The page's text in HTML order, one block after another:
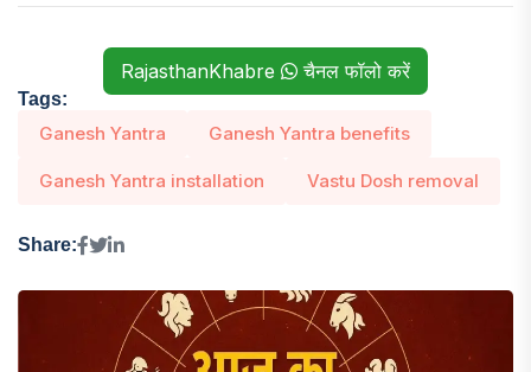
RajasthanKhabre चैनल फॉलो करें
Tags:
Ganesh Yantra Ganesh Yantra benefits
Ganesh Yantra installation Vastu Dosh removal
Share: